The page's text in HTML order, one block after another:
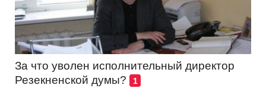
За что уволен исполнительный директор
Резекненской думы?
1